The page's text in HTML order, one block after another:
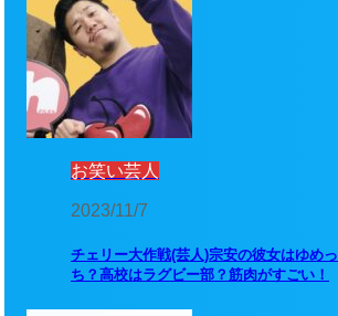
お笑い芸人
2023/11/7
チェリー大作戦(芸人)宗安の彼女はゆめっ
ち？高校はラグビー部？筋肉がすごい！